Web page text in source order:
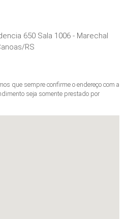
650 Sala 1006 - Marechal
/RS
que sempre confirme o endereço com a
seja somente prestado por